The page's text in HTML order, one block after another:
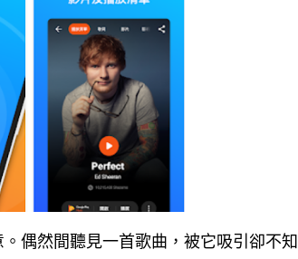
偶然間聽見一首歌曲，被它吸引卻不知